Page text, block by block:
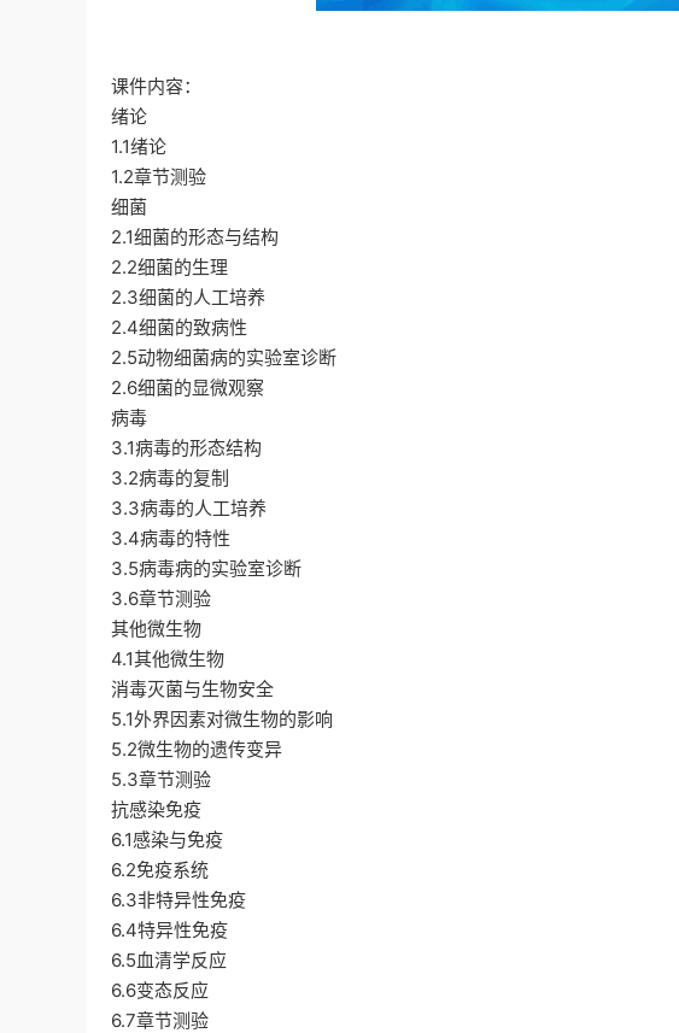
课件内容：
绪论
1.1绪论
1.2章节测验
细菌
2.1细菌的形态与结构
2.2细菌的生理
2.3细菌的人工培养
2.4细菌的致病性
2.5动物细菌病的实验室诊断
2.6细菌的显微观察
病毒
3.1病毒的形态结构
3.2病毒的复制
3.3病毒的人工培养
3.4病毒的特性
3.5病毒病的实验室诊断
3.6章节测验
其他微生物
4.1其他微生物
消毒灭菌与生物安全
5.1外界因素对微生物的影响
5.2微生物的遗传变异
5.3章节测验
抗感染免疫
6.1感染与免疫
6.2免疫系统
6.3非特异性免疫
6.4特异性免疫
6.5血清学反应
6.6变态反应
6.7章节测验